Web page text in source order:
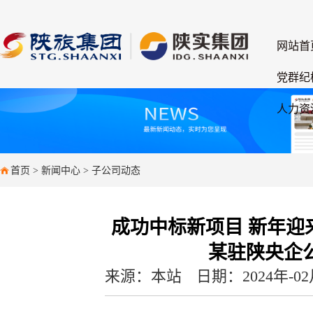
网站首
党群纪
人力资
首页 > 新闻中心 > 子公司动态
成功中标新项目 新年
某驻陕央企
来源：本站 日期：2024年-